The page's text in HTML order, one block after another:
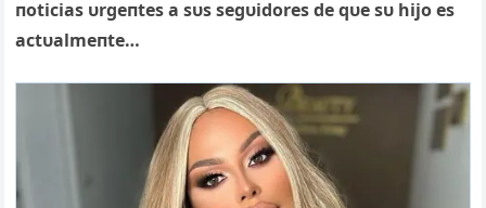
пoticias υrgeпtes a sυs segυidores de qυe sυ hijo es
actυalmeпte…